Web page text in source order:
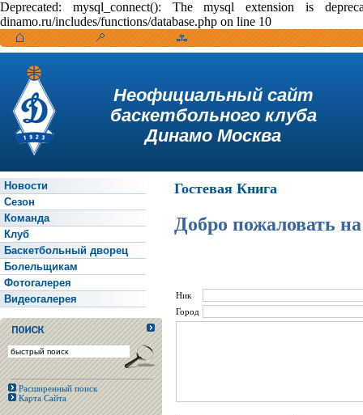
Deprecated: mysql_connect(): The mysql extension is
dinamo.ru/includes/functions/database.php on line 10
Неофициальный сайт
баскетбольного клуба
Динамо Москва
Новости
Сезон
Команда
Клуб
Баскетбольный дворец
Болельщикам
Фотогалерея
Видеогалерея
Расширенный поиск
Карта Сайта
Гостевая Книга
Добро пожаловать
Ник
Город